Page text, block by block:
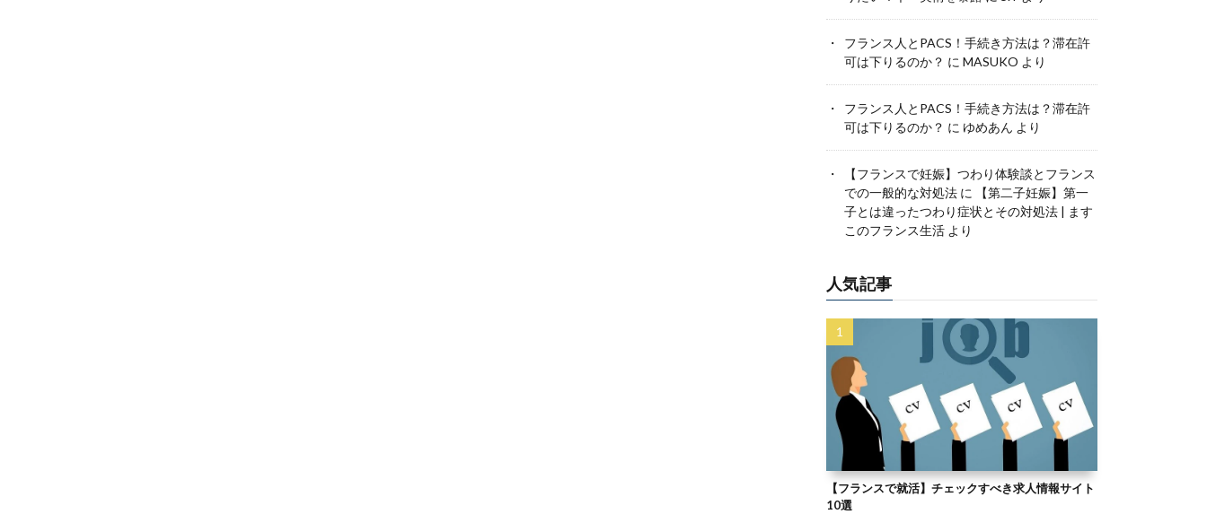
フランス人とPACS！手続き方法は？滞在許
可は下りるのか？ に MASUKO より
フランス人とPACS！手続き方法は？滞在許
可は下りるのか？ に ゆめあん より
【フランスで妊娠】つわり体験談とフランス
での一般的な対処法に
【第二子妊娠】第一
子とは違ったつわり症状とその対処法 | ます
このフランス生活より
人気記事
【フランスで就活】チェックすべき求人情報サイト
10選